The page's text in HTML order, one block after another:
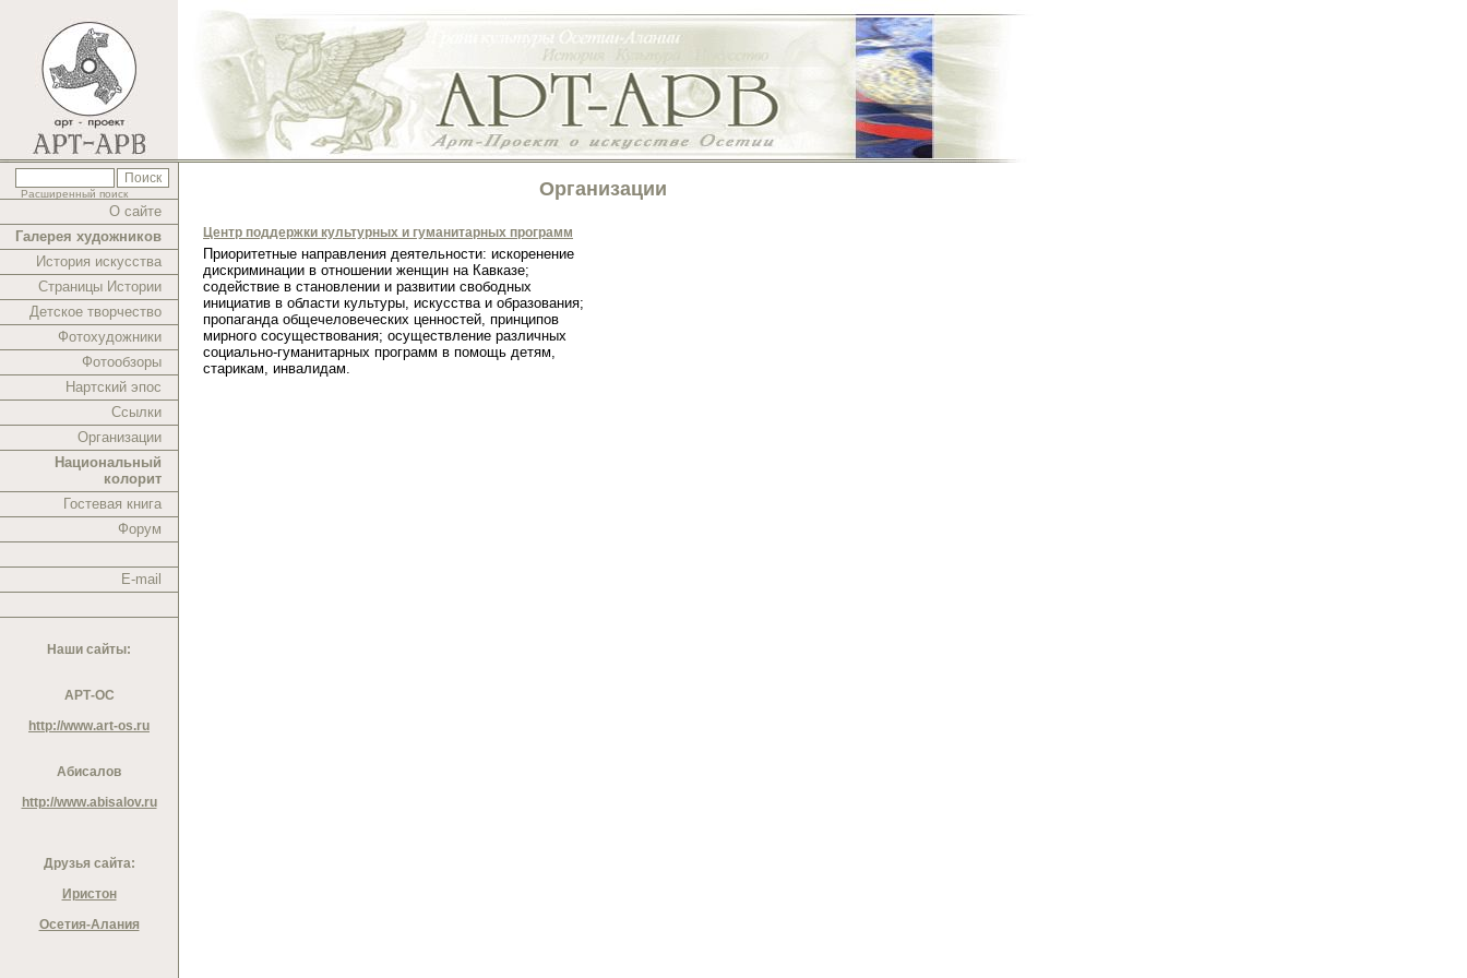
Расширенный поиск
О сайте
Галерея художников
История искусства
Страницы Истории
Детское творчество
Фотохудожники
Фотообзоры
Нартский эпос
Ссылки
Организации
Национальный
колорит
Гостевая книга
Форум
E-mail
Наши сайты:
АРТ-ОС
http://www.art-os.ru
Абисалов
http://www.abisalov.ru
Друзья сайта:
Иристон
Осетия-Алания
Организации
Центр поддержки культурных и гуманитарных программ
Приоритетные направления деятельности: искоренение
дискриминации в отношении женщин на Кавказе;
содействие в становлении и развитии свободных
инициатив в области культуры, искусства и образования;
пропаганда общечеловеческих ценностей, принципов
мирного сосуществования; осуществление различных
социально-гуманитарных программ в помощь детям,
старикам, инвалидам.